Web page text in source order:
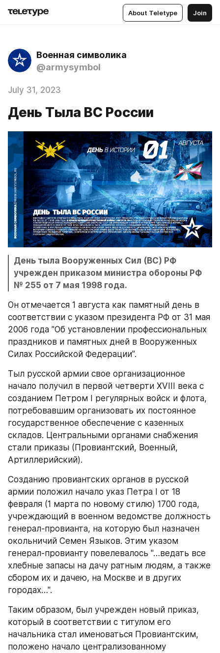
About Teletype Join
Военная символика
@armysymbol
July 31, 2023
День Тыла ВС России
День тыла Вооруженных Сил (ВС) РФ
учрежден приказом министра обороны РФ
№ 255 от 7 мая 1998 года.
Он отмечается 1 августа как памятный день в
соответствии с указом президента РФ от 31 мая
2006 года "Об установлении профессиональных
праздников и памятных дней в Вооруженных
Силах Российской Федерации".
Тыл русской армии свое организационное
начало получил в первой четверти XVIII века с
созданием Петром I регулярных войск и флота,
потребовавшим организовать их постоянное
государственное обеспечение с казенных
складов. Центральными органами снабжения
стали приказы (Провиантский, Военный,
Артиллерийский).
Созданию провиантских органов в русской
армии положил начало указ Петра I от 18
февраля (1 марта по новому стилю) 1700 года,
учреждающий в военном ведомстве должность
генерал-провианта, на которую был назначен
окольничий Семен Языков. Этим указом
генерал-провианту повелевалось "…ведать все
хлебные запасы на дачу ратным людям, а также
сбором их и дачею, на Москве и в других
городах…".
Таким образом, был учрежден новый приказ,
который в соответствии с титулом его
начальника стал именоваться Провиантским,
положено начало централизованному